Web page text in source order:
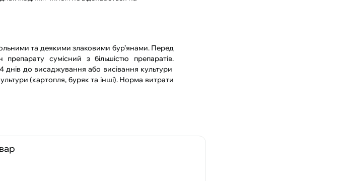
та деякими злаковими бур’янами. Перед
сумісний з більшістю препаратів.
днів до висаджування або висівання культури
(картопля, буряк та інші). Норма витрати